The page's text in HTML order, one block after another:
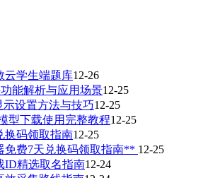
云学生端题库12-26
能解析与应用场景12-25
示设置方法与技巧12-25
型下载使用完整教程12-25
换码领取指南12-25
免费7天兑换码领取指南** 12-25
ID精选取名指南12-24